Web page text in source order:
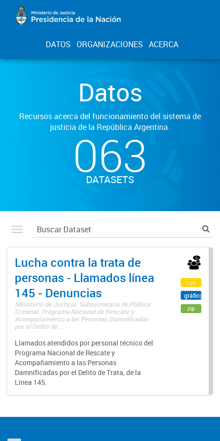
DATOS ORGANIZACIONES ACERCA
Datos
Recursos acerca del funcionamiento del sistema de
justicia de la República Argentina.
063
DATASETS
Lucha contra la trata de
personas - Llamados línea
145 - Denuncias
Ministerio de Justicia. Subsecretaría de Política
Criminal. Programa Nacional de Rescate y
Acompañamiento a las Personas Damnificadas
por el Delito de...
Llamados atendidos por personal técnico del
Programa Nacional de Rescate y
Acompañamiento a las Personas
Damnificadas por el Delito de Trata, de la
Línea 145.
csv
gráfico
zip